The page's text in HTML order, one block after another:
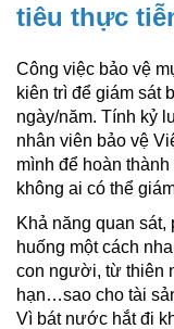
tiêu thực
Công việc bảo vệ
kiên trì để giám sát
ngày/năm. Tính kỷ
nhân viên bảo vệ
mình để hoàn
không ai có thể
Khả năng quan
huống một cách
con người, từ thiên
hạn…sao cho tài
Vì bát nước hắt đi